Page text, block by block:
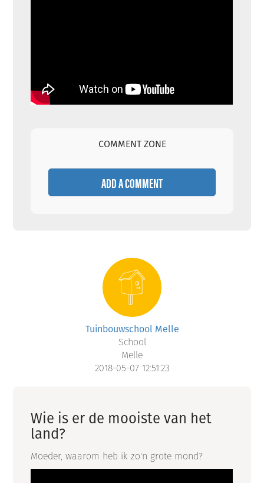
COMMENT ZONE
ADD A COMMENT
Tuinbouwschool Melle
School
Melle
2018-05-07 12:51:23
Wie is er de mooiste van het
land?
Moeder, waarom heb ik zo'n grote mond?